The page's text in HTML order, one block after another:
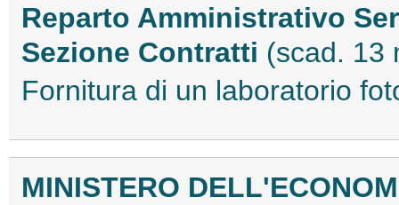
Reparto Amministrativo
Sezione Contratti (scad. 13
Fornitura di un laboratorio
MINISTERO